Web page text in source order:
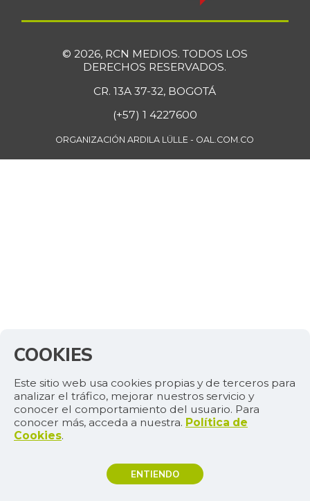
© 2026, RCN MEDIOS. TODOS LOS
DERECHOS RESERVADOS.
CR. 13A 37-32, BOGOTÁ
(+57) 1 4227600
ORGANIZACIÓN ARDILA LÜLLE - OAL.COM.CO
COOKIES
Este sitio web usa cookies propias y de terceros para
analizar el tráfico, mejorar nuestros servicio y
conocer el comportamiento del usuario. Para
conocer más, acceda a nuestra. Política de
Cookies.
ENTIENDO